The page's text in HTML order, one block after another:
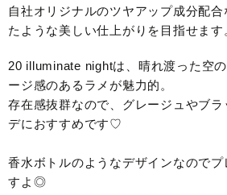
自社オリジナルのツヤアップ成分配
たような美しい仕上がりを目指せます
20 illuminate nightは、晴れ渡った空
ージ感のあるラメが魅力的。
存在感抜群なので、グレージュやブ
デにおすすめです♡
香水ボトルのようなデザインなので
すよ◎